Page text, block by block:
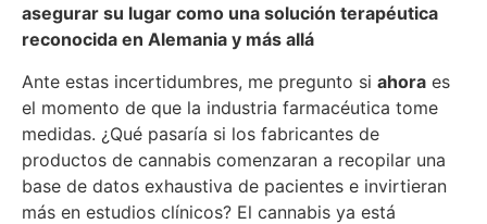
asegurar su lugar como una solución terapéutica
reconocida en Alemania y más allá
Ante estas incertidumbres, me pregunto si ahora es
el momento de que la industria farmacéutica tome
medidas. ¿Qué pasaría si los fabricantes de
productos de cannabis comenzaran a recopilar una
base de datos exhaustiva de pacientes e invirtieran
más en estudios clínicos? El cannabis ya está